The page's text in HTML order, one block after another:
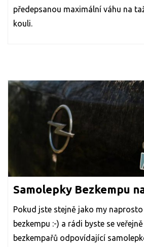
předepsanou maximální váhu na
kouli.
Samolepky Bezkempu
Pokud jste stejně jako my
bezkempu :-) a rádi byste se
bezkempařů odpovídající